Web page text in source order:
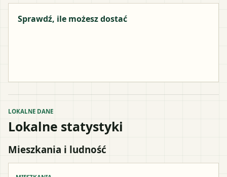
Sprawdź, ile możesz dostać
LOKALNE DANE
Lokalne statystyki
Mieszkania i ludność